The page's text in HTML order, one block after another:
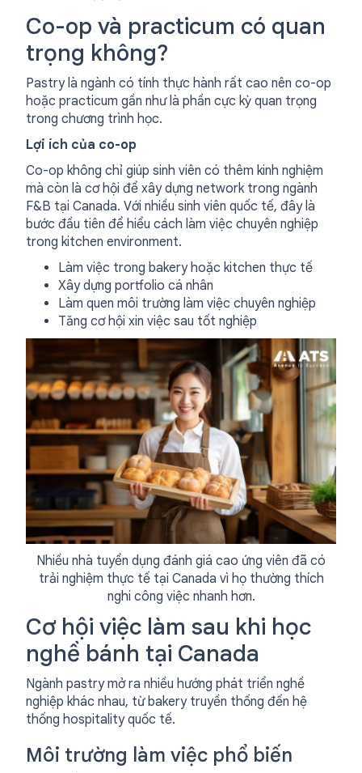
Co-op và practicum có quan
trọng không?
Pastry là ngành có tính thực hành rất cao nên co-op
hoặc practicum gần như là phần cực kỳ quan trọng
trong chương trình học.
Lợi ích của co-op
Co-op không chỉ giúp sinh viên có thêm kinh nghiệm
mà còn là cơ hội để xây dựng network trong ngành
F&B tại Canada. Với nhiều sinh viên quốc tế, đây là
bước đầu tiên để hiểu cách làm việc chuyên nghiệp
trong kitchen environment.
Làm việc trong bakery hoặc kitchen thực tế
Xây dựng portfolio cá nhân
Làm quen môi trường làm việc chuyên nghiệp
Tăng cơ hội xin việc sau tốt nghiệp
Nhiều nhà tuyển dụng đánh giá cao ứng viên đã có
trải nghiệm thực tế tại Canada vì họ thường thích
nghi công việc nhanh hơn.
Cơ hội việc làm sau khi học
nghề bánh tại Canada
Ngành pastry mở ra nhiều hướng phát triển nghề
nghiệp khác nhau, từ bakery truyền thống đến hệ
thống hospitality quốc tế.
Môi trường làm việc phổ biến